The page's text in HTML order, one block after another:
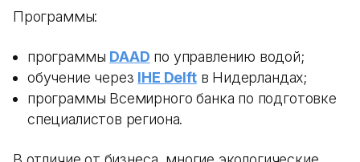
Программы:
программы DAAD по управлению водой;
обучение через IHE Delftв Нидерландах;
программы Всемирного банка по подготовке
специалистов региона.